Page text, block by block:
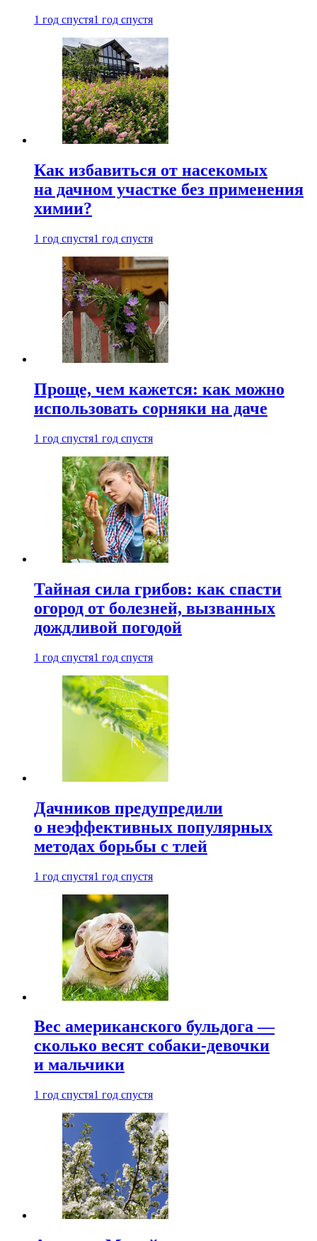
1 год спустя1 год спустя
Как избавиться от насекомых
на дачном участке без применения
химии?
1 год спустя1 год спустя
Проще, чем кажется: как можно
использовать сорняки на даче
1 год спустя1 год спустя
Тайная сила грибов: как спасти
огород от болезней, вызванных
дождливой погодой
1 год спустя1 год спустя
Дачников предупредили
о неэффективных популярных
методах борьбы с тлей
1 год спустя1 год спустя
Вес американского бульдога —
сколько весят собаки-девочки
и мальчики
1 год спустя1 год спустя